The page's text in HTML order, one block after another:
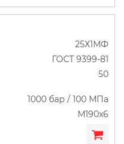
25Х1МФ
ГОСТ 9399-81
50
1000 бар / 100 МПа
М190х6